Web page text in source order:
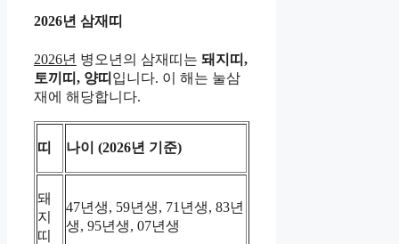
2026년 삼재띠
2026년 병오년의 삼재띠는 돼지띠,
토끼띠, 양띠 입니다. 이 해는 눌삼
재에 해당합니다.
띠 나이 (2026년 기준)
돼
지
띠
47년생, 59년생, 71년생, 83년
생, 95년생, 07년생